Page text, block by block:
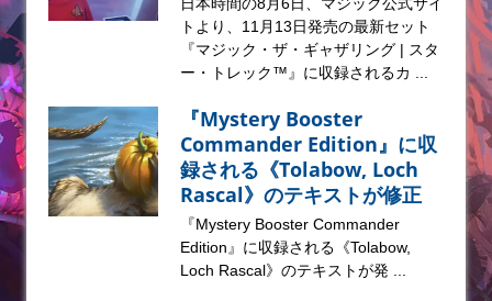
トより、11月13日発売の最新セット
『マジック・ザ・ギャザリング | スタ
ー・トレック™』に収録されるカ ...
『Mystery Booster
Commander Edition』に収
録される《Tolabow, Loch
Rascal》のテキストが修正
『Mystery Booster Commander
Edition』に収録される《Tolabow,
Loch Rascal》のテキストが発 ...